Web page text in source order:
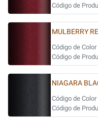
Código de
MULBERRY
Código de
Código de
NIAGARA
Código de
Código de